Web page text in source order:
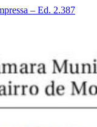
– Ed. 2.387